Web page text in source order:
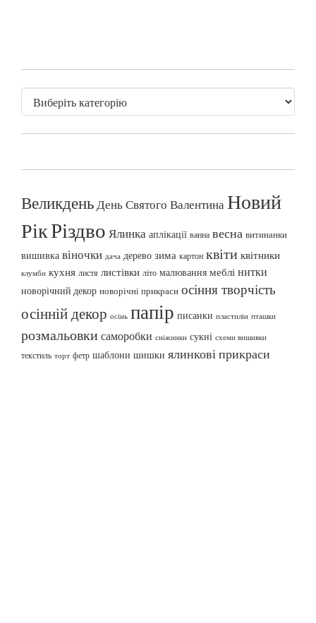
ВеликденьДень Святого ВалентинаНовий
РікРіздво Ялинка аплікації ванна весна витинанки
вишивка віночки дача дерево зима картон квіти квітники
клумби кухня листя листівки літо малювання меблі нитки
новорічний декор новорічні прикраси осіння творчість
осінній декор осінь папір писанки пластилін пташки
розмальовки саморобки сніжинки сукні схеми вишивки
текстиль торт фетр шаблони шишки ялинкові прикраси